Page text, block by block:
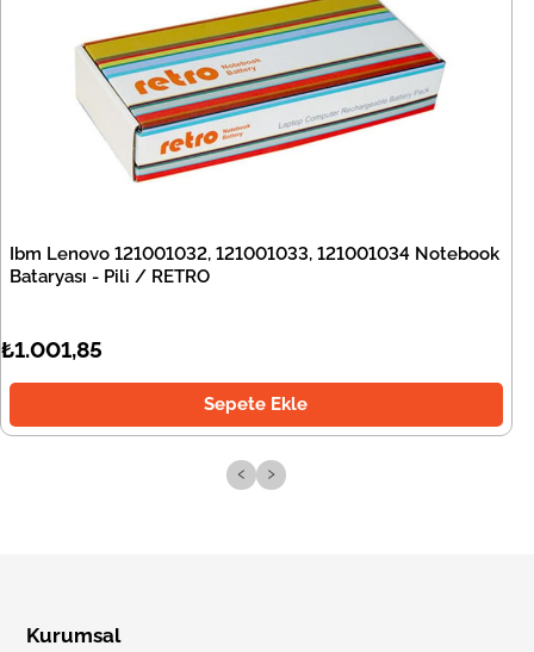
Ibm Lenovo 121001032, 121001033, 121001034 Notebook
Bataryası - Pili / RETRO
₺1.001,85
Sepete Ekle
‹ ›
Kurumsal